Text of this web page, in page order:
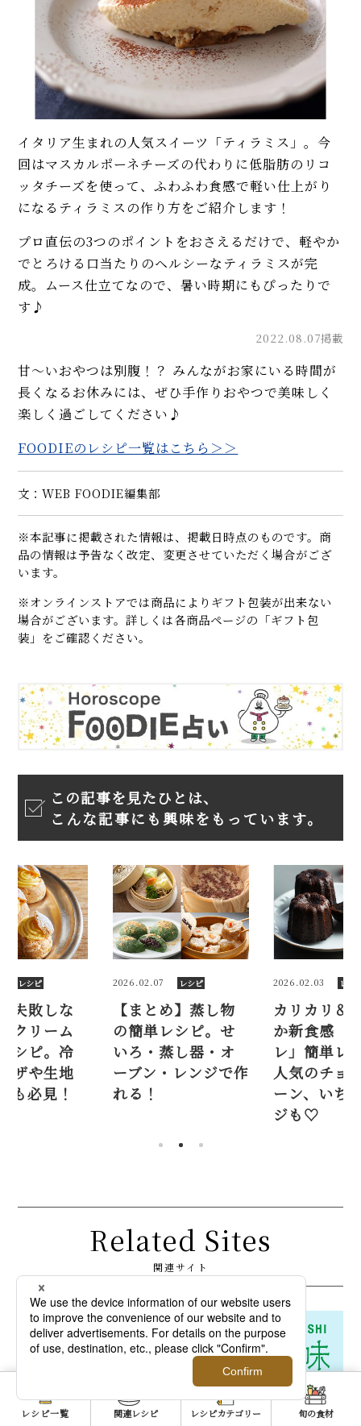
イタリア生まれの人気スイーツ「ティラミス」。今
回はマスカルポーネチーズの代わりに低脂肪のリコ
ッタチーズを使って、ふわふわ食感で軽い仕上がり
になるティラミスの作り方をご紹介します！
プロ直伝の3つのポイントをおさえるだけで、軽やか
でとろける口当たりのヘルシーなティラミスが完
成。ムース仕立てなので、暑い時期にもぴったりで
す♪
2022.08.07掲載
甘〜いおやつは別腹！？ みんながお家にいる時間が
長くなるお休みには、ぜひ手作りおやつで美味しく
楽しく過ごしてください♪
FOODIEのレシピ一覧はこちら＞＞
文：WEB FOODIE編集部
※本記事に掲載された情報は、掲載日時点のものです。商
品の情報は予告なく改定、変更させていただく場合がござ
います。
※オンラインストアでは商品によりギフト包装が出来ない
場合がございます。詳しくは各商品ページの「ギフト包
装」をご確認ください。
この記事を見たひとは、
こんな記事にも興味をもっています。
レシピ
】蒸し物
シピ。せ
し器・オ
レンジで作
2026.02.03 レシピ
カリカリ＆やわら
か新食感「カヌ
レ」簡単レシピ。
人気のチョコ、プレ
ーン、いちごアレン
2026.02.18 レシ
【プロ】失
いシューク
の簡単レシ
凍保存ワザ
アレンジも
Related Sites
関連サイト
レシピ一覧 関連レシピ レシピカテゴリー 旬の食材